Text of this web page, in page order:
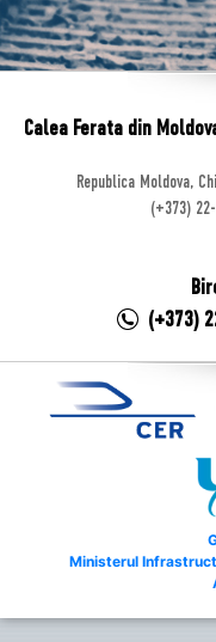
Calea Ferata din
Republica Moldova,
(+373)
(+373)
Ministerul